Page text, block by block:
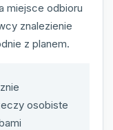
miejsce odbioru
znalezienie
z planem.
osobiste